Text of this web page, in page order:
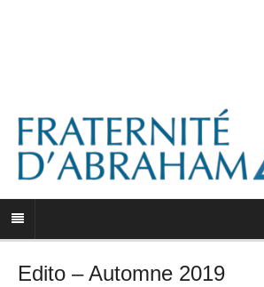
Edito – Automne 2019